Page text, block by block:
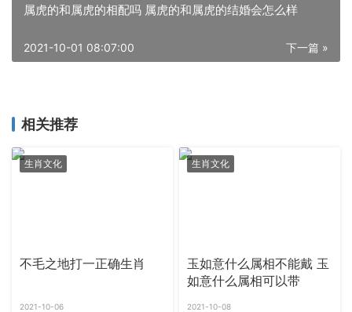
属虎的和属虎的相配吗 属虎的和属虎的结婚会怎么样
下一篇 »
2021-10-01 08:07:00
相关推荐
生肖文化
不毛之地打一正确生肖
2021-10-06
生肖文化
玉如意什么属相不能戴 玉
如意什么属相可以带
2021-10-08